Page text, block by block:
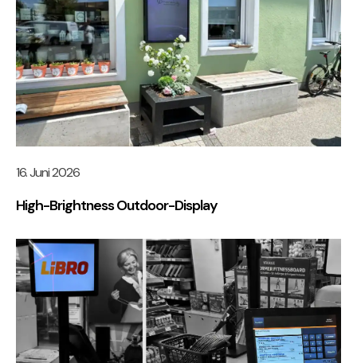
16. Juni 2026
High-Brightness Outdoor-Display